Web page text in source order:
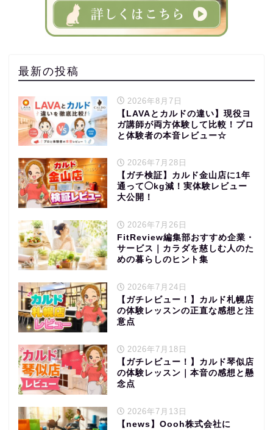
最新の投稿
2026年8月7日
【LAVAとカルドの違い】現役ヨ
ガ講師が両方体験して比較！プロ
と体験者の本音レビュー☆
2026年7月28日
【ガチ検証】カルド金山店に1年
通って◯kg減！実体験レビュー
大公開！
2026年7月26日
FitReview編集部おすすめ企業・
サービス｜カラダを慈しむ人のた
めの暮らしのヒント集
2026年7月24日
【ガチレビュー！】カルド札幌店
の体験レッスンの正直な感想と注
意点
2026年7月18日
【ガチレビュー！】カルド琴似店
の体験レッスン｜本音の感想と懸
念点
2026年7月13日
【news】Oooh株式会社に